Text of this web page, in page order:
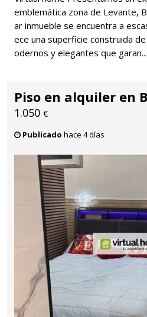
emblemática zona de Levante,
ar inmueble se encuentra a
ece una superficie construida
odernos y elegantes que garan...
Piso en alquiler en
1.050 €
Publicado hace 4 días